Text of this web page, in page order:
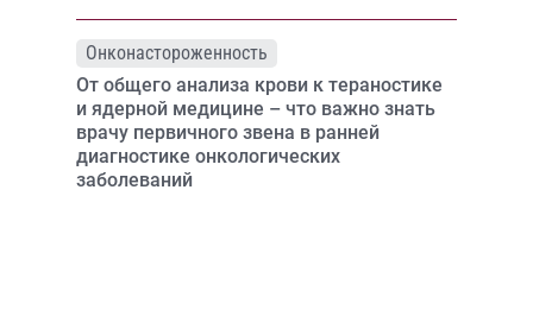
Онконастороженность
От общего анализа крови к тераностике
и ядерной медицине – что важно знать
врачу первичного звена в ранней
диагностике онкологических
заболеваний